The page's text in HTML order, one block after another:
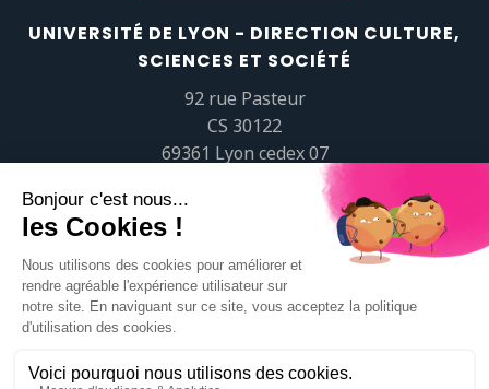
UNIVERSITÉ DE LYON - DIRECTION CULTURE,
SCIENCES ET SOCIÉTÉ
92 rue Pasteur
CS 30122
69361 Lyon cedex 07
popsciences@universite-lyon.fr
Tél.+33 (0)4 37 37 82 01